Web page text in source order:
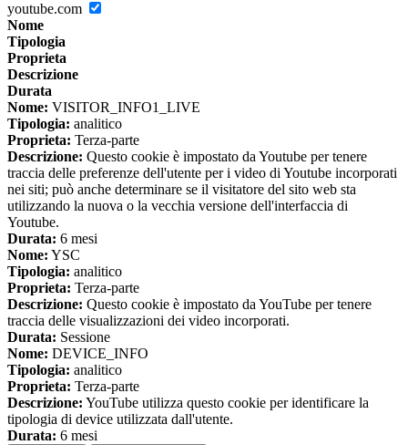
youtube.com
Nome
Tipologia
Proprieta
Descrizione
Durata
Nome: VISITOR_INFO1_LIVE
Tipologia: analitico
Proprieta: Terza-parte
Descrizione: Questo cookie è impostato da Youtube per tenere
traccia delle preferenze dell'utente per i video di Youtube incorporati
nei siti; può anche determinare se il visitatore del sito web sta
utilizzando la nuova o la vecchia versione dell'interfaccia di
Youtube.
Durata: 6 mesi
Nome: YSC
Tipologia: analitico
Proprieta: Terza-parte
Descrizione: Questo cookie è impostato da YouTube per tenere
traccia delle visualizzazioni dei video incorporati.
Durata: Sessione
Nome: DEVICE_INFO
Tipologia: analitico
Proprieta: Terza-parte
Descrizione: YouTube utilizza questo cookie per identificare la
tipologia di device utilizzata dall'utente.
Durata: 6 mesi